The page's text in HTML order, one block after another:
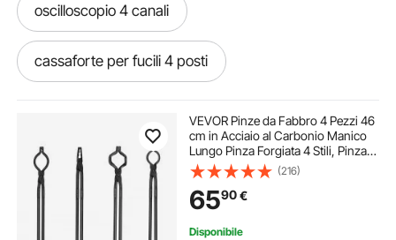
oscilloscopio 4 canali
cassaforte per fucili 4 posti
passacavi 4 canali
tritaghiaccio 4 lame
mandrino autocentranti a 4 griffe
VEVOR Pinze da Fabbro 4 Pezzi 46
cm in Acciaio al Carbonio Manico
Lungo Pinza Forgiata 4 Stili, Pinza
Tenaglia da Fabbro Lunghezza
Totale da 46cm, Pinza da Fabbro
Forgiata in Acciaio al Carbonio 4 Pz
(216)
6590€
Disponibile